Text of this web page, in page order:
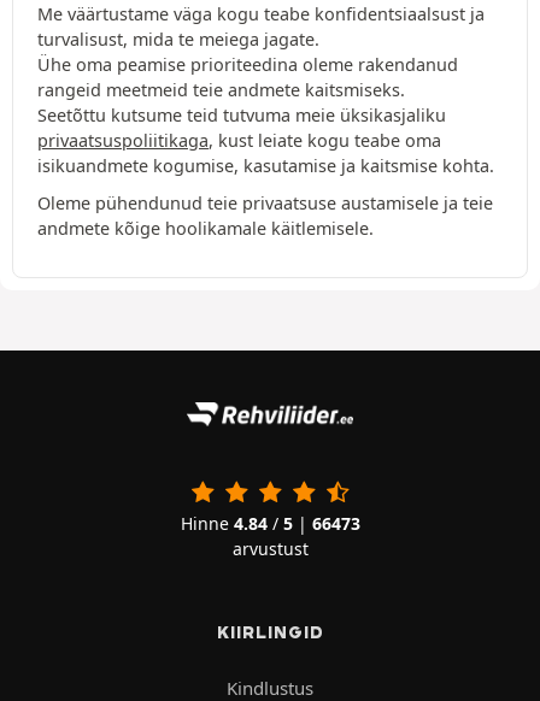
Me väärtustame väga kogu teabe konfidentsiaalsust ja
turvalisust, mida te meiega jagate.
Ühe oma peamise prioriteedina oleme rakendanud
rangeid meetmeid teie andmete kaitsmiseks.
Seetõttu kutsume teid tutvuma meie üksikasjaliku
privaatsuspoliitikaga, kust leiate kogu teabe oma
isikuandmete kogumise, kasutamise ja kaitsmise kohta.
Oleme pühendunud teie privaatsuse austamisele ja teie
andmete kõige hoolikamale käitlemisele.
Hinne 4.84/ 5| 66473
arvustust
KIIRLINGID
Kindlustus